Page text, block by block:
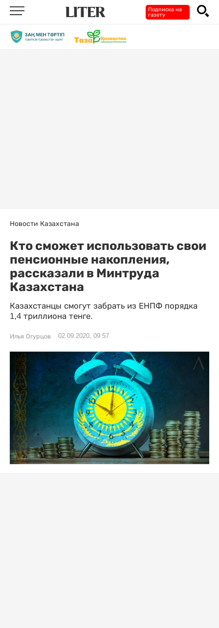
Подписка на
газету
Новости Казахстана
Кто сможет использовать свои
пенсионные накопления,
рассказали в Минтруда
Казахстана
Казахстанцы смогут забрать из ЕНПФ порядка
1,4 триллиона тенге.
Илья Огурцов 02.09.2020, 09:57